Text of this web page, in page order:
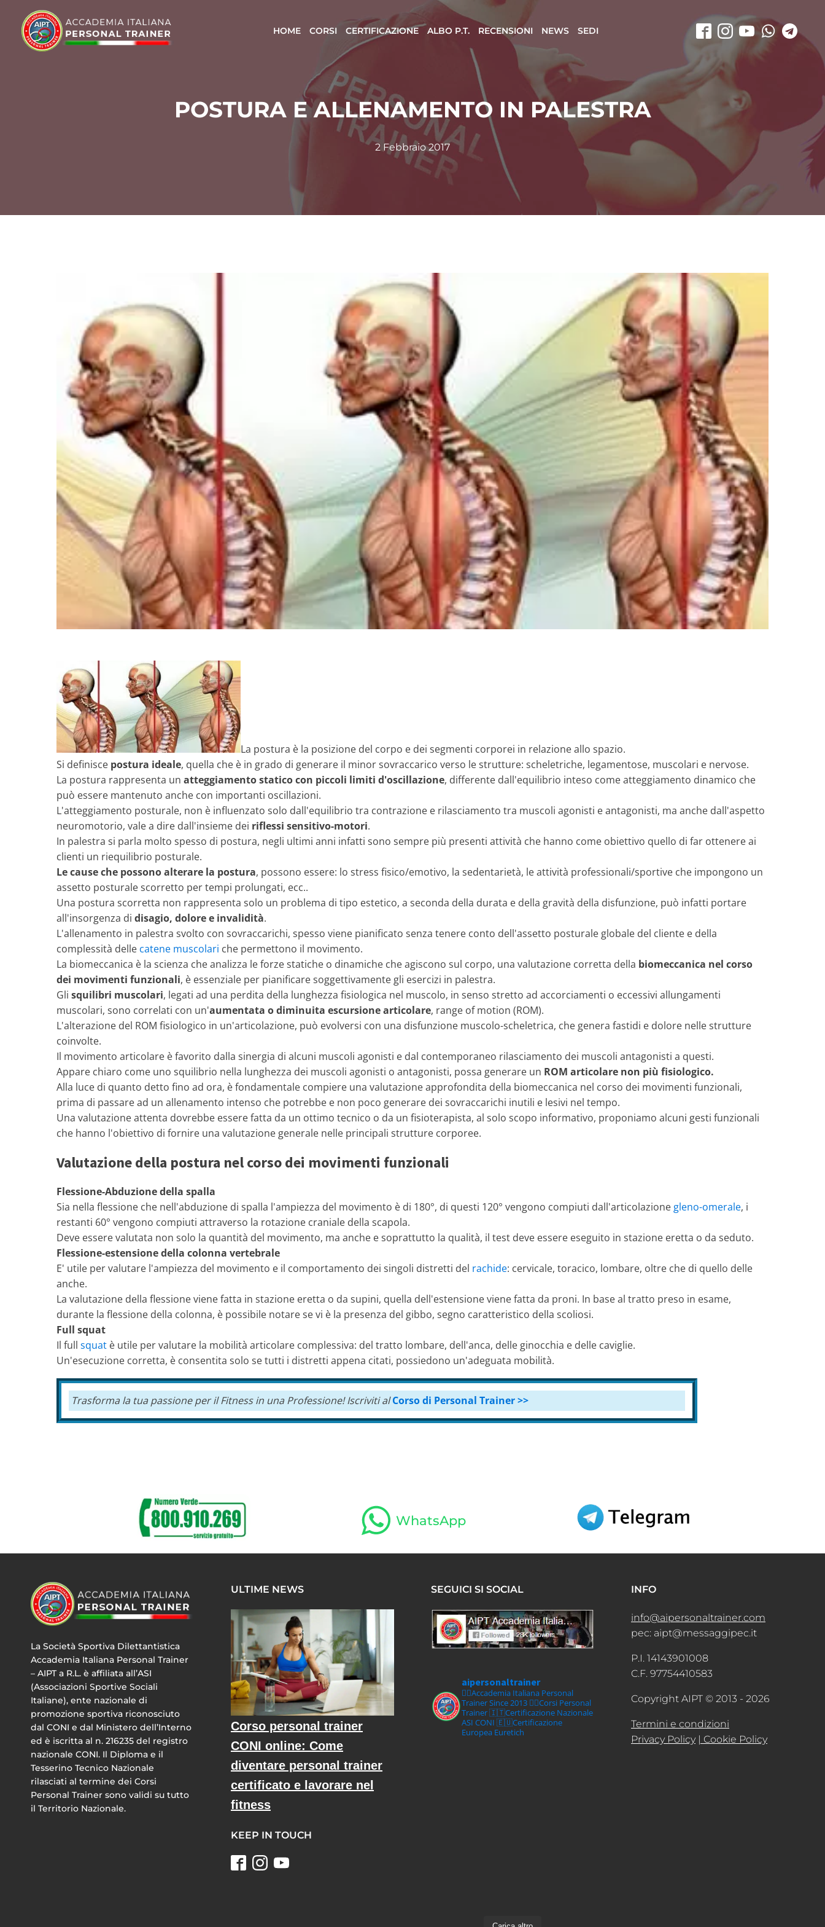
HOME CORSI CERTIFICAZIONE ALBO P.T. RECENSIONI NEWS SEDI
POSTURA E ALLENAMENTO IN PALESTRA
2 Febbraio 2017
La postura è la posizione del corpo e dei segmenti corporei in relazione allo spazio.
Si definisce postura ideale, quella che è in grado di generare il minor sovraccarico verso le strutture: scheletriche, legamentose, muscolari e nervose.
La postura rappresenta un atteggiamento statico con piccoli limiti d'oscillazione, differente dall'equilibrio inteso come atteggiamento dinamico che
può essere mantenuto anche con importanti oscillazioni.
L'atteggiamento posturale, non è influenzato solo dall'equilibrio tra contrazione e rilasciamento tra muscoli agonisti e antagonisti, ma anche dall'aspetto
neuromotorio, vale a dire dall'insieme dei riflessi sensitivo-motori.
In palestra si parla molto spesso di postura, negli ultimi anni infatti sono sempre più presenti attività che hanno come obiettivo quello di far ottenere ai
clienti un riequilibrio posturale.
Le cause che possono alterare la postura, possono essere: lo stress fisico/emotivo, la sedentarietà, le attività professionali/sportive che impongono un
assetto posturale scorretto per tempi prolungati, ecc..
Una postura scorretta non rappresenta solo un problema di tipo estetico, a seconda della durata e della gravità della disfunzione, può infatti portare
all'insorgenza di disagio, dolore e invalidità.
L'allenamento in palestra svolto con sovraccarichi, spesso viene pianificato senza tenere conto dell'assetto posturale globale del cliente e della
complessità delle catene muscolari che permettono il movimento.
La biomeccanica è la scienza che analizza le forze statiche o dinamiche che agiscono sul corpo, una valutazione corretta della biomeccanica nel corso
dei movimenti funzionali, è essenziale per pianificare soggettivamente gli esercizi in palestra.
Gli squilibri muscolari, legati ad una perdita della lunghezza fisiologica nel muscolo, in senso stretto ad accorciamenti o eccessivi allungamenti
muscolari, sono correlati con un'aumentata o diminuita escursione articolare, range of motion (ROM).
L'alterazione del ROM fisiologico in un'articolazione, può evolversi con una disfunzione muscolo-scheletrica, che genera fastidi e dolore nelle strutture
coinvolte.
Il movimento articolare è favorito dalla sinergia di alcuni muscoli agonisti e dal contemporaneo rilasciamento dei muscoli antagonisti a questi.
Appare chiaro come uno squilibrio nella lunghezza dei muscoli agonisti o antagonisti, possa generare un ROM articolare non più fisiologico.
Alla luce di quanto detto fino ad ora, è fondamentale compiere una valutazione approfondita della biomeccanica nel corso dei movimenti funzionali,
prima di passare ad un allenamento intenso che potrebbe e non poco generare dei sovraccarichi inutili e lesivi nel tempo.
Una valutazione attenta dovrebbe essere fatta da un ottimo tecnico o da un fisioterapista, al solo scopo informativo, proponiamo alcuni gesti funzionali
che hanno l'obiettivo di fornire una valutazione generale nelle principali strutture corporee.
Valutazione della postura nel corso dei movimenti funzionali
Flessione-Abduzione della spalla
Sia nella flessione che nell'abduzione di spalla l'ampiezza del movimento è di 180°, di questi 120° vengono compiuti dall'articolazione gleno-omerale, i
restanti 60° vengono compiuti attraverso la rotazione craniale della scapola.
Deve essere valutata non solo la quantità del movimento, ma anche e soprattutto la qualità, il test deve essere eseguito in stazione eretta o da seduto.
Flessione-estensione della colonna vertebrale
E' utile per valutare l'ampiezza del movimento e il comportamento dei singoli distretti del rachide: cervicale, toracico, lombare, oltre che di quello delle
anche.
La valutazione della flessione viene fatta in stazione eretta o da supini, quella dell'estensione viene fatta da proni. In base al tratto preso in esame,
durante la flessione della colonna, è possibile notare se vi è la presenza del gibbo, segno caratteristico della scoliosi.
Full squat
Il full squat è utile per valutare la mobilità articolare complessiva: del tratto lombare, dell'anca, delle ginocchia e delle caviglie.
Un'esecuzione corretta, è consentita solo se tutti i distretti appena citati, possiedono un'adeguata mobilità.
Trasforma la tua passione per il Fitness in una Professione! Iscriviti al Corso di Personal Trainer >>
WhatsApp
La Società Sportiva Dilettantistica
Accademia Italiana Personal Trainer
– AIPT a R.L. è affiliata all’ASI
(Associazioni Sportive Sociali
Italiane), ente nazionale di
promozione sportiva riconosciuto
dal CONI e dal Ministero dell’Interno
ed è iscritta al n. 216235 del registro
nazionale CONI. Il Diploma e il
Tesserino Tecnico Nazionale
rilasciati al termine dei Corsi
Personal Trainer sono validi su tutto
il Territorio Nazionale.
ULTIME NEWS
Corso personal trainer
CONI online: Come
diventare personal trainer
certificato e lavorare nel
fitness
KEEP IN TOUCH
SEGUICI SI SOCIAL
aipersonaltrainer
🏋‍♀️Accademia Italiana Personal
Trainer Since 2013 🏋‍♂️Corsi Personal
Trainer🇮🇹Certificazione Nazionale
ASI CONI 🇪🇺Certificazione
Europea Euretich
INFO
info@aipersonaltrainer.com
pec: aipt@messaggipec.it
P.I. 14143901008
C.F. 97754410583
Copyright AIPT © 2013 - 2026
Termini e condizioni
Privacy Policy | Cookie Policy